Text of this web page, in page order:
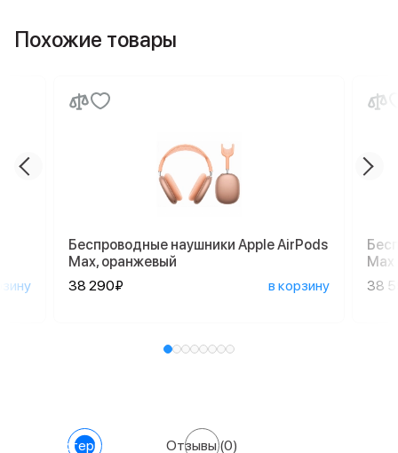
Похожие товары
Беспроводные наушники Apple AirPods
Max, оранжевый
38 290₽
в корзину
Max
38
Характеристики Отзывы(0)